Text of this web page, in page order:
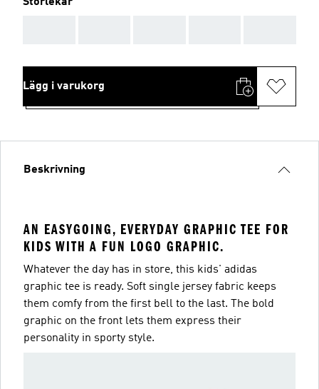
Lägg i varukorg
Beskrivning
AN EASYGOING, EVERYDAY GRAPHIC TEE FOR
KIDS WITH A FUN LOGO GRAPHIC.
Whatever the day has in store, this kids' adidas
graphic tee is ready. Soft single jersey fabric keeps
them comfy from the first bell to the last. The bold
graphic on the front lets them express their
personality in sporty style.